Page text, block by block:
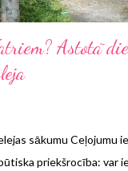
Astotā
sākumu Ceļojumu
priekšrocība: var